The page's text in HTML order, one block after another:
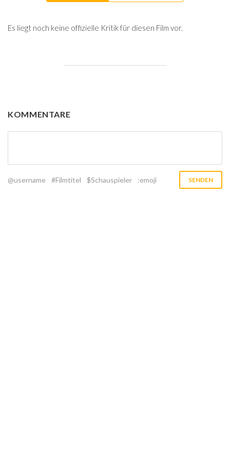
Es liegt noch keine offizielle Kritik für diesen Film vor.
KOMMENTARE
@username #Filmtitel $Schauspieler :emoji